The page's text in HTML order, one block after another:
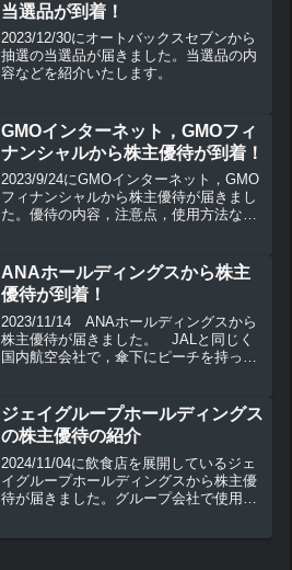
当選品が到着！
2023/12/30にオートバックスセブンから
抽選の当選品が届きました。当選品の内
容などを紹介いたします。
GMOインターネット，GMOフィ
ナンシャルから株主優待が到着！
2023/9/24にGMOインターネット，GMO
フィナンシャルから株主優待が届きまし
た。優待の内容，注意点，使用方法など
ANAホールディングスから株主
優待が到着！
2023/11/14 ANAホールディングスから
株主優待が届きました。 JALと同じく
国内航空会社で，傘下にピーチを持って
ました。今後もさらに業績が上がってい
くこと...
ジェイグループホールディングス
の株主優待の紹介
2024/11/04に飲食店を展開しているジェ
イグループホールディングスから株主優
待が届きました。グループ会社で使用で